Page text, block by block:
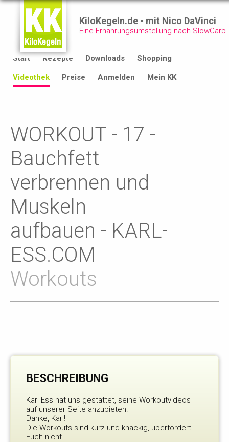
KiloKegeln.de - mit Nico DaVinci
Eine Ernährungsumstellung nach SlowCarb
Start Rezepte Downloads Shopping
Videothek Preise Anmelden Mein KK
WORKOUT - 17 -
Bauchfett
verbrennen und
Muskeln
aufbauen - KARL-
ESS.COM
Workouts
BESCHREIBUNG
Karl Ess hat uns gestattet, seine Workoutvideos
auf unserer Seite anzubieten.
Danke, Karl!
Die Workouts sind kurz und knackig, überfordert
Euch nicht.